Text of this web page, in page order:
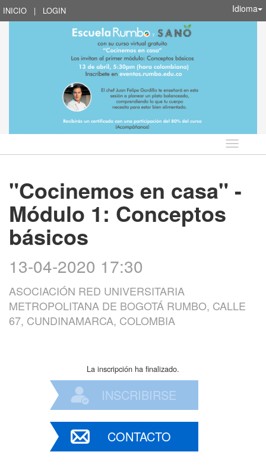
INICIO | LOGIN Idioma
Idioma
"Cocinemos en casa" -
Módulo 1: Conceptos
básicos
13-04-2020 17:30
ASOCIACIÓN RED UNIVERSITARIA
METROPOLITANA DE BOGOTÁ RUMBO, CALLE
67, CUNDINAMARCA, COLOMBIA
La inscripción ha finalizado.
INSCRIBIRSE
CONTACTO